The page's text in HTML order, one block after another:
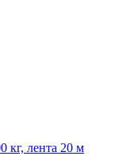
кг, лента 20 м